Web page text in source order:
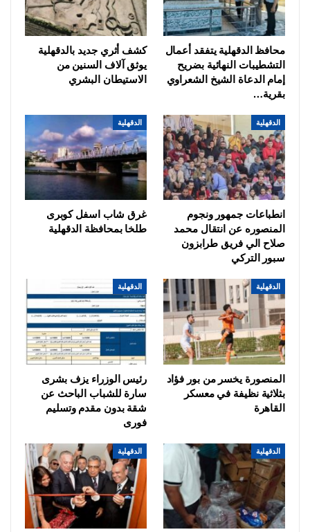
محافظ الدقهلية يتفقد أعمال
التشطيبات النهائية بضريح
إمام الدعاة الشيخ الشعراوي
بقرية…
كشف أثري جديد بالدقهلية
يوثق آلاف السنين من
الاستيطان البشري
الدقهلية
انطباعات جمهور ونجوم
المنصوره عن انتقال محمد
صلاح الي فريق طرابزون
سبور التركي
الدقهلية
غرق شاب اسفل كوبرى
طلخا بمحافظة الدقهلية
الدقهلية
المنصورة يخسر من بور فؤاد
بثلاثية نظيفة في معسكر
القاهرة
الدقهلية
رئيس الوزراء يزف بشرى
سارة للشباب الباحث عن
شقة بدون مقدم وتسليم
فورى
الدقهلية الدقهلية